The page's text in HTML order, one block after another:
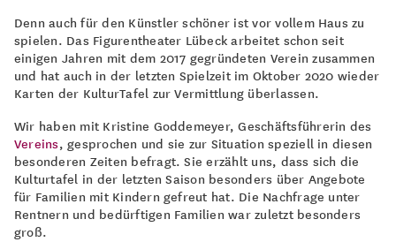
Denn auch für den Künstler schöner ist vor vollem Haus zu
spielen. Das Figurentheater Lübeck arbeitet schon seit
einigen Jahren mit dem 2017 gegründeten Verein zusammen
und hat auch in der letzten Spielzeit im Oktober 2020 wieder
Karten der KulturTafel zur Vermittlung überlassen.
Wir haben mit Kristine Goddemeyer, Geschäftsführerin des
Vereins, gesprochen und sie zur Situation speziell in diesen
besonderen Zeiten befragt. Sie erzählt uns, dass sich die
Kulturtafel in der letzten Saison besonders über Angebote
für Familien mit Kindern gefreut hat. Die Nachfrage unter
Rentnern und bedürftigen Familien war zuletzt besonders
groß.